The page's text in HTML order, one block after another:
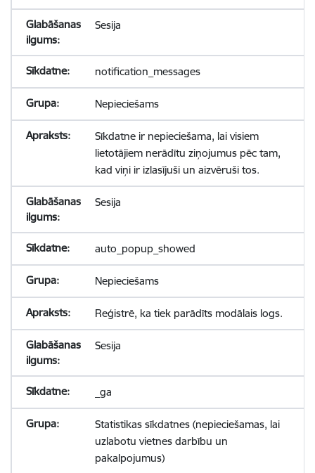
Sesija
notification_messages
Nepieciešams
Sīkdatne ir nepieciešama, lai visiem
lietotājiem nerādītu ziņojumus pēc tam,
kad viņi ir izlasījuši un aizvēruši tos.
Sesija
auto_popup_showed
Nepieciešams
Reģistrē, ka tiek parādīts modālais logs.
Sesija
_ga
Statistikas sīkdatnes (nepieciešamas, lai
uzlabotu vietnes darbību un
pakalpojumus)